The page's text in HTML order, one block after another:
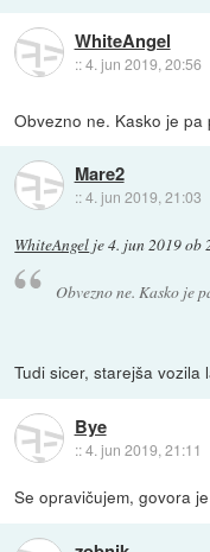
WhiteAngel
::4. jun 2019, 20:56
Obvezno ne. Kasko je pa
Mare2
::4. jun 2019, 21:03
WhiteAngel je4. jun 2019 ob
Obvezno ne. Kasko je
Tudi sicer, starejša
Bye
::4. jun 2019, 21:11
Se opravičujem, govora